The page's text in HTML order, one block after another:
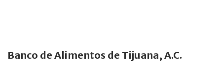
Banco de Alimentos de Tijuana, A.C.